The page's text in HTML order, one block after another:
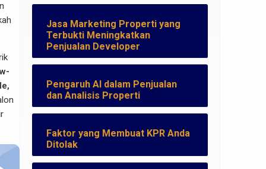
Jasa Marketing Properti yang
Terbukti Meningkatkan
Penjualan Developer
Pengaruh AI dalam Penjualan
dan Analisis Properti
Faktor yang Membuat KPR Anda
Ditolak